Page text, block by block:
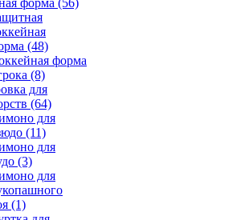
форма (56)
(48)
форма
(8)
для
(64)
для
(11)
для
(3)
для
(1)